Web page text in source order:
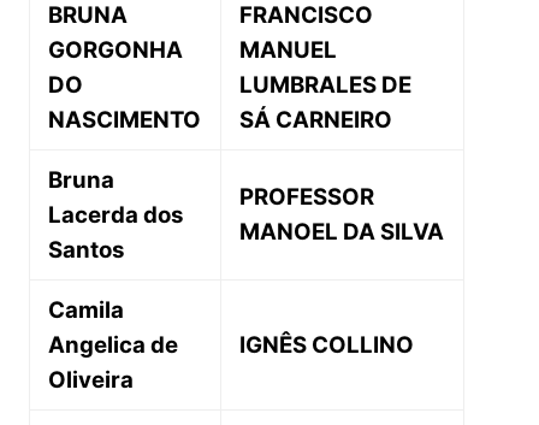
BRUNA
GORGONHA
DO
NASCIMENTO
FRANCISCO
MANUEL
LUMBRALES DE
SÁ CARNEIRO
Bruna
Lacerda dos
Santos
PROFESSOR
MANOEL DA SILVA
Camila
Angelica de
Oliveira
IGNÊS COLLINO